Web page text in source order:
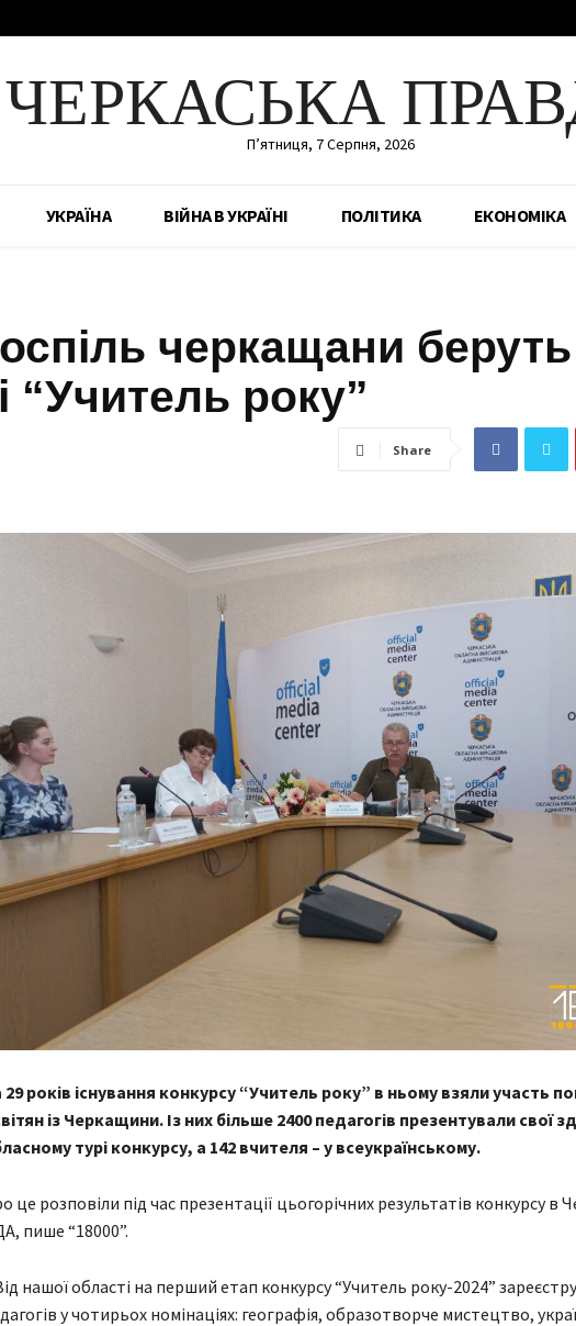
ЧЕРКАСЬКА
П’ятниця, 7 Серпня, 2026
УКРАЇНА ВІЙНА В УКРАЇНІ ПОЛІТИКА ЕКОНОМІКА
черкащани беруть
“Учитель року”
Share
29 років існування конкурсу “Учитель року” в ньому взяли участь
із Черкащини. Із них більше 2400 педагогів презентували свої
турі конкурсу, а 142 вчителя – у всеукраїнському.
це розповіли під час презентації цьогорічних результатів конкурсу в
пише “18000”.
нашої області на перший етап конкурсу “Учитель року-2024”
у чотирьох номінаціях: географія, образотворче мистецтво,